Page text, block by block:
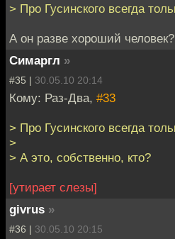
> Про Гусинского всегда
А он разве хороший человек?
Симаргл »
#35 | 30.05.10 20:14
Кому: Раз-Два, #33
> Про Гусинского всегда
>
> А это, собственно, кто?
[утирает слезы]
givrus »
#36 | 30.05.10 20:15